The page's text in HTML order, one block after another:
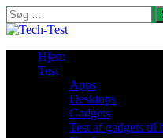
Søg
efter:
Hjem
Test
Apps
Desktops
Gadgets
Test af gadgets til